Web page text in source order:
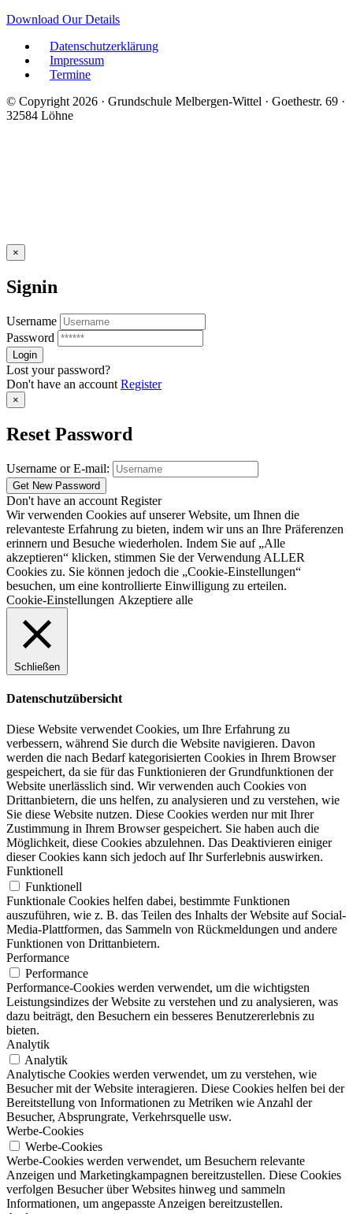
Download Our Details
Datenschutzerklärung
Impressum
Termine
© Copyright 2026 · Grundschule Melbergen-Wittel · Goethestr. 69 ·
32584 Löhne
×
Signin
Username
Password
Lost your password?
Don't have an account Register
×
Reset Password
Username or E-mail:
Don't have an account Register
Wir verwenden Cookies auf unserer Website, um Ihnen die
relevanteste Erfahrung zu bieten, indem wir uns an Ihre Präferenzen
erinnern und Besuche wiederholen. Indem Sie auf „Alle
akzeptieren“ klicken, stimmen Sie der Verwendung ALLER
Cookies zu. Sie können jedoch die „Cookie-Einstellungen“
besuchen, um eine kontrollierte Einwilligung zu erteilen.
Cookie-Einstellungen Akzeptiere alle
Schließen
Datenschutzübersicht
Diese Website verwendet Cookies, um Ihre Erfahrung zu
verbessern, während Sie durch die Website navigieren. Davon
werden die nach Bedarf kategorisierten Cookies in Ihrem Browser
gespeichert, da sie für das Funktionieren der Grundfunktionen der
Website unerlässlich sind. Wir verwenden auch Cookies von
Drittanbietern, die uns helfen, zu analysieren und zu verstehen, wie
Sie diese Website nutzen. Diese Cookies werden nur mit Ihrer
Zustimmung in Ihrem Browser gespeichert. Sie haben auch die
Möglichkeit, diese Cookies abzulehnen. Das Deaktivieren einiger
dieser Cookies kann sich jedoch auf Ihr Surferlebnis auswirken.
Funktionell
Funktionell
Funktionale Cookies helfen dabei, bestimmte Funktionen
auszuführen, wie z. B. das Teilen des Inhalts der Website auf Social-
Media-Plattformen, das Sammeln von Rückmeldungen und andere
Funktionen von Drittanbietern.
Performance
Performance
Performance-Cookies werden verwendet, um die wichtigsten
Leistungsindizes der Website zu verstehen und zu analysieren, was
dazu beiträgt, den Besuchern ein besseres Benutzererlebnis zu
bieten.
Analytik
Analytik
Analytische Cookies werden verwendet, um zu verstehen, wie
Besucher mit der Website interagieren. Diese Cookies helfen bei der
Bereitstellung von Informationen zu Metriken wie Anzahl der
Besucher, Absprungrate, Verkehrsquelle usw.
Werbe-Cookies
Werbe-Cookies
Werbe-Cookies werden verwendet, um Besuchern relevante
Anzeigen und Marketingkampagnen bereitzustellen. Diese Cookies
verfolgen Besucher über Websites hinweg und sammeln
Informationen, um angepasste Anzeigen bereitzustellen.